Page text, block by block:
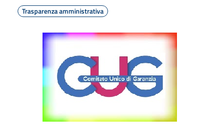
Trasparenza amministrativa